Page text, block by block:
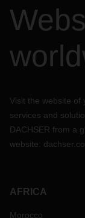
Visit the website of
services and
DACHSER from a
website:
AFRICA
Morocco